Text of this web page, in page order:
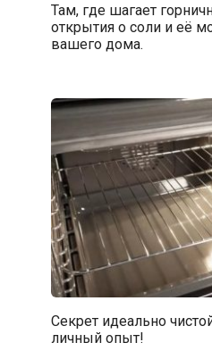
Там, где шагает
открытия о соли и её
вашего дома.
Секрет идеально
личный опыт!